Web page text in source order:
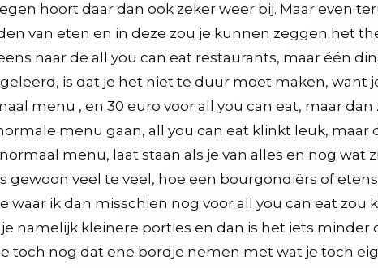
hoort daar dan ook zeker weer bij. Maar even
van eten en in deze zou je kunnen zeggen het
naar de all you can eat restaurants, maar één
is dat je het niet te duur moet maken, want
menu , en 30 euro voor all you can eat, maar
menu gaan, all you can eat klinkt leuk,
menu, laat staan als je van alles en nog wat
gewoon veel te veel, hoe een bourgondiërs of
waar ik dan misschien nog voor all you can eat zou
je namelijk kleinere porties en dan is het iets
toch nog dat ene bordje nemen met wat je toch